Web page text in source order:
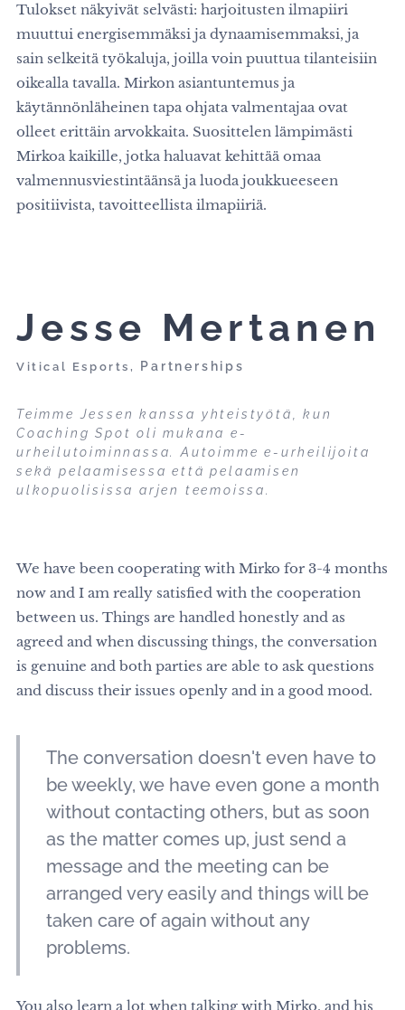
Tulokset näkyivät selvästi: harjoitusten ilmapiiri
muuttui energisemmäksi ja dynaamisemmaksi, ja
sain selkeitä työkaluja, joilla voin puuttua tilanteisiin
oikealla tavalla. Mirkon asiantuntemus ja
käytännönläheinen tapa ohjata valmentajaa ovat
olleet erittäin arvokkaita. Suosittelen lämpimästi
Mirkoa kaikille, jotka haluavat kehittää omaa
valmennusviestintäänsä ja luoda joukkueeseen
positiivista, tavoitteellista ilmapiiriä.
Jesse Mertanen
Vitical Esports, Partnerships
Teimme Jessen kanssa yhteistyötä, kun
Coaching Spot oli mukana e-
urheilutoiminnassa. Autoimme e-urheilijoita
sekä pelaamisessa että pelaamisen
ulkopuolisissa arjen teemoissa.
We have been cooperating with Mirko for 3-4 months
now and I am really satisfied with the cooperation
between us. Things are handled honestly and as
agreed and when discussing things, the conversation
is genuine and both parties are able to ask questions
and discuss their issues openly and in a good mood.
The conversation doesn't even have to
be weekly, we have even gone a month
without contacting others, but as soon
as the matter comes up, just send a
message and the meeting can be
arranged very easily and things will be
taken care of again without any
problems.
You also learn a lot when talking with Mirko, and his